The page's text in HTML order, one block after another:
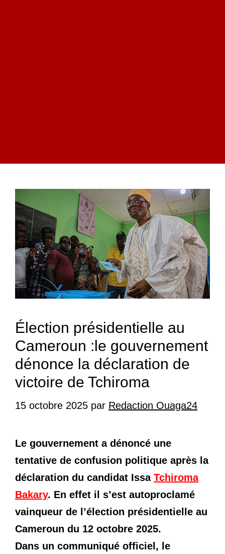
Élection présidentielle au
Cameroun :le gouvernement
dénonce la déclaration de
victoire de Tchiroma
15 octobre 2025 par Redaction Ouaga24
Le gouvernement a dénoncé une
tentative de confusion politique après la
déclaration du candidat Issa Tchiroma
Bakary. En effet il s’est autoproclamé
vainqueur de l’élection présidentielle au
Cameroun du 12 octobre 2025.
Dans un communiqué officiel, le